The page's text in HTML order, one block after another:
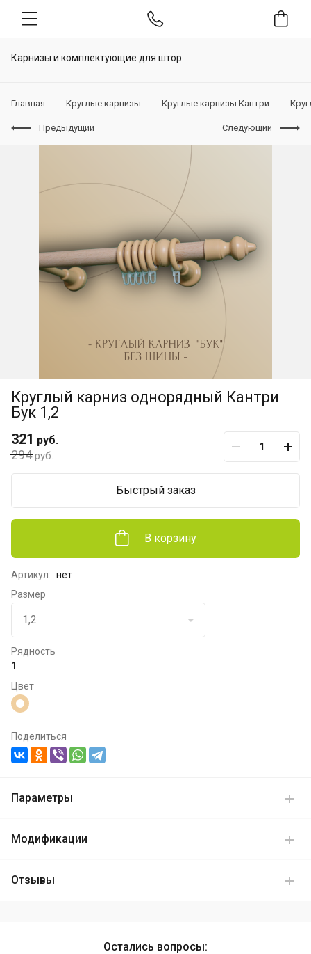
Карнизы и комплектующие для штор
Главная Круглые карнизы Круглые карнизы Кантри
Предыдущий Следующий
Круглый карниз однорядный Кантри
Бук 1,2
294руб.
321 руб.
В корзину
Быстрый заказ
Артикул: нет
Размер
Рядность
1
Цвет
Поделиться
Параметры
Модификации
Отзывы
Остались вопросы: